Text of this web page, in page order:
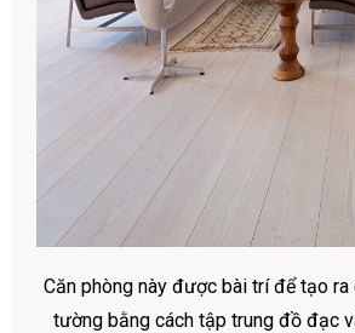
Căn phòng này được bài trí để tạo
tường bằng cách tập trung đồ đạc